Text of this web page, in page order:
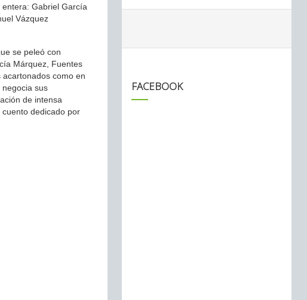
Gabriel García
Vázquez
se peleó con
Márquez, Fuentes
como en
sus
de intensa
dedicado por
FACEBOOK